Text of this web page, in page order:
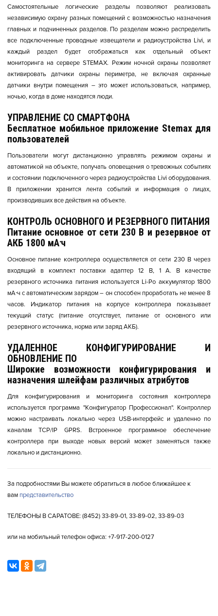
Самостоятельные логические разделы позволяют реализовать
независимую охрану разных помещений с возможностью назначения
главных и подчиненных разделов. По разделам можно распределить
все подключенные проводные извещатели и радиоустройства Livi, и
каждый раздел будет отображаться как отдельный объект
мониторинга на сервере STEMAX. Режим ночной охраны позволяет
активировать датчики охраны периметра, не включая охранные
датчики внутри помещения – это может использоваться, например,
ночью, когда в доме находятся люди.
УПРАВЛЕНИЕ СО СМАРТФОНА
Бесплатное мобильное приложение Stemax для
пользователей
Пользователи могут дистанционно управлять режимом охраны и
автоматикой на объекте, получать оповещения о тревожных событиях
и состоянии подключенного через радиоустройства Livi оборудования.
В приложении хранится лента событий и информация о лицах,
производивших все действия на объекте.
КОНТРОЛЬ ОСНОВНОГО И РЕЗЕРВНОГО ПИТАНИЯ
Питание основное от сети 230 В и резервное от
АКБ 1800 мА⸱ч
Основное питание контроллера осуществляется от сети 230 В через
входящий в комплект поставки адаптер 12 В, 1 А. В качестве
резервного источника питания используется Li-Po аккумулятор 1800
мА⸱ч с автоматическим зарядом – он способен проработать не менее 8
часов. Индикатор питания на корпусе контроллера показывает
текущий статус (питание отсутствует, питание от основного или
резервного источника, норма или заряд АКБ).
УДАЛЕННОЕ КОНФИГУРИРОВАНИЕ И
ОБНОВЛЕНИЕ ПО
Широкие возможности конфигурирования и
назначения шлейфам различных атрибутов
Для конфигурирования и мониторинга состояния контроллера
используется программа "Конфигуратор Профессионал". Контроллер
можно настраивать локально через USB-интерфейс и удаленно по
каналам TCP/IP GPRS. Встроенное программное обеспечение
контроллера при выходе новых версий может заменяться также
локально и дистанционно.
За подробностями Вы можете обратиться в любое ближайшее к
вам представительство
ТЕЛЕФОНЫ В САРАТОВЕ: (8452) 33-89-01, 33-89-02, 33-89-03
или на мобильный телефон офиса: +7-917-200-0127